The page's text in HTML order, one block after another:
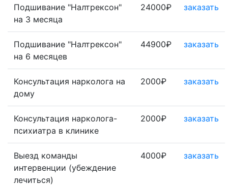
Подшивание "Налтрексон"
на 3 месяца
24000₽ заказать
Подшивание "Налтрексон"
на 6 месяцев
44900₽ заказать
Консультация нарколога на
дому
2000₽ заказать
Консультация нарколога-
психиатра в клинике
2000₽ заказать
Выезд команды
интервенции (убеждение
лечиться)
4000₽ заказать